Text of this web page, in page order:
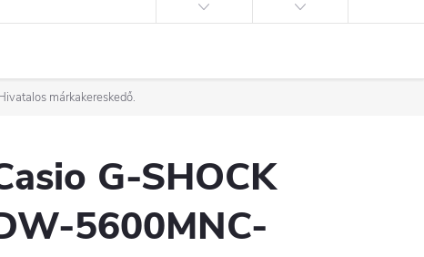
márkakereskedő.
G-SHOCK
5600MNC-